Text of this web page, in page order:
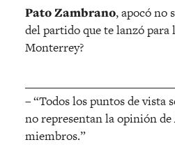
Pato Zambrano, apocó no
del partido que te lanzó para
Monterrey?
– “Todos los puntos de vista
no representan la opinión
miembros.”